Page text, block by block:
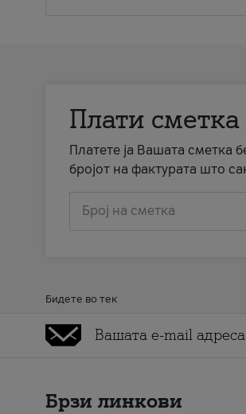
Плати сметка
Платете ја Вашата сметка
бројот на фактурата што
Број на сметка
Бидете во тек
Брзи линкови